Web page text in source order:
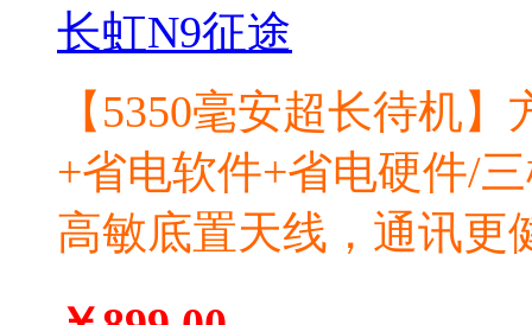
长虹N9征途
【5350毫安超长待机
+省电软件+省电硬件/
高敏底置天线，通讯更